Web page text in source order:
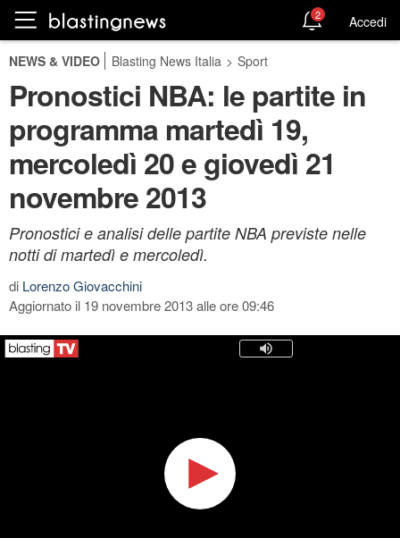
2 Accedi
NEWS & VIDEO Blasting News Italia > Sport
Pronostici NBA: le partite in
programma martedì 19,
mercoledì 20 e giovedì 21
novembre 2013
Pronostici e analisi delle partite NBA previste nelle
notti di martedì e mercoledì.
di Lorenzo Giovacchini
Aggiornato il 19 novembre 2013 alle ore 09:46